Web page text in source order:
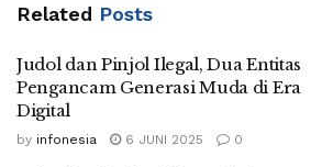
Related Posts
Judol dan Pinjol Ilegal, Dua Entitas
Pengancam Generasi Muda di Era
Digital
by infonesia 6 JUNI 2025 0